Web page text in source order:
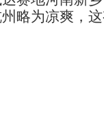
略为凉爽，